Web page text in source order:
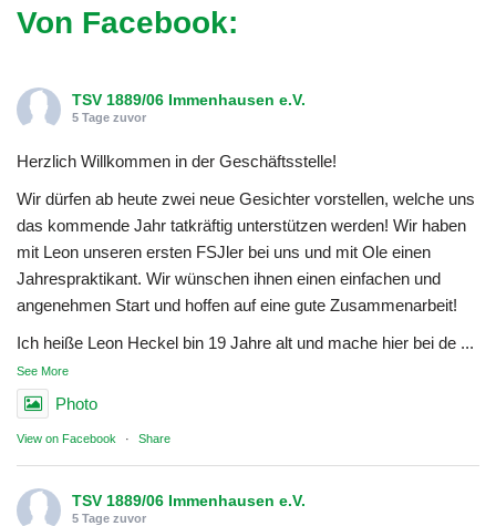
Von Facebook:
TSV 1889/06 Immenhausen e.V.
5 Tage zuvor
Herzlich Willkommen in der Geschäftsstelle!
Wir dürfen ab heute zwei neue Gesichter vorstellen, welche uns
das kommende Jahr tatkräftig unterstützen werden! Wir haben
mit Leon unseren ersten FSJler bei uns und mit Ole einen
Jahrespraktikant. Wir wünschen ihnen einen einfachen und
angenehmen Start und hoffen auf eine gute Zusammenarbeit!
Ich heiße Leon Heckel bin 19 Jahre alt und mache hier bei de ...
See More
Photo
View on Facebook · Share
TSV 1889/06 Immenhausen e.V.
5 Tage zuvor